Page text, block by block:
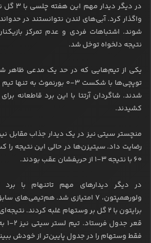
در دیگر
واگذار کرد. آبی‌های لندن نتوانستند در
شوند. اشتباهات فردی و عدم تمرکز
نتیجه دلخواه توخل شد.
یکی از تیم‌هایی که در حد یک مدعی ظاهر
شدند. شاگردان آرتتا با این برد قاطعانه
کشیدند.
رضایت داد. سیتیزن‌ها در حالی این نتیجه را
۶۰ با نتیجه ۳-۱ از حریفشان عقب بودند.
ولورهمپتون، ۷ امتیازی شد.
برایتون با ۲ گل بر وستهام غلبه کردند.
فقط وستهام را در جدول پایین‌تر از خودش